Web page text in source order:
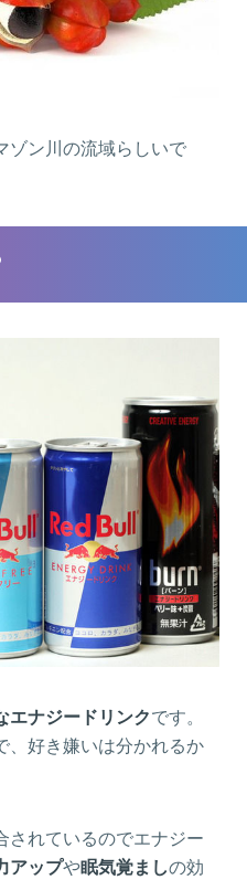
ゾン川の流域らしいで
エナジードリンクです。
、好き嫌いは分かれるか
されているのでエナジー
アップや眠気覚ましの効